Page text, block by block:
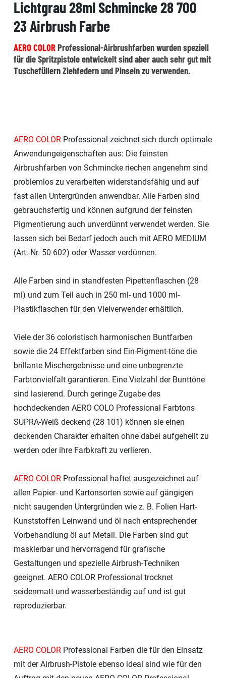
Lichtgrau 28ml Schmincke 28 700
23 Airbrush Farbe
AERO COLORProfessional-Airbrushfarben wurden speziell
für die Spritzpistole entwickelt sind aber auch sehr gut mit
Tuschefüllern Ziehfedern und Pinseln zu verwenden.
AERO COLOR Professional zeichnet sich durch optimale
Anwendungeigenschaften aus: Die feinsten
Airbrushfarben von Schmincke riechen angenehm sind
problemlos zu verarbeiten widerstandsfähig und auf
fast allen Untergründen anwendbar. Alle Farben sind
gebrauchsfertig und können aufgrund der feinsten
Pigmentierung auch unverdünnt verwendet werden. Sie
lassen sich bei Bedarf jedoch auch mit AERO MEDIUM
(Art.-Nr. 50 602) oder Wasser verdünnen.
Alle Farben sind in standfesten Pipettenflaschen (28
ml) und zum Teil auch in 250 ml- und 1000 ml-
Plastikflaschen für den Vielverwender erhältlich.
Viele der 36 coloristisch harmonischen Buntfarben
sowie die 24 Effektfarben sind Ein-Pigment-töne die
brillante Mischergebnisse und eine unbegrenzte
Farbtonvielfalt garantieren. Eine Vielzahl der Bunttöne
sind lasierend. Durch geringe Zugabe des
hochdeckenden AERO COLO Professional Farbtons
SUPRA-Weiß deckend (28 101) können sie einen
deckenden Charakter erhalten ohne dabei aufgehellt zu
werden oder ihre Farbkraft zu verlieren.
AERO COLOR Professional haftet ausgezeichnet auf
allen Papier- und Kartonsorten sowie auf gängigen
nicht saugenden Untergründen wie z. B. Folien Hart-
Kunststoffen Leinwand und öl nach entsprechender
Vorbehandlung öl auf Metall. Die Farben sind gut
maskierbar und hervorragend für grafische
Gestaltungen und spezielle Airbrush-Techniken
geeignet. AERO COLOR Professional trocknet
seidenmatt und wasserbeständig auf und ist gut
reproduzierbar.
AERO COLOR Professional Farben die für den Einsatz
mit der Airbrush-Pistole ebenso ideal sind wie für den